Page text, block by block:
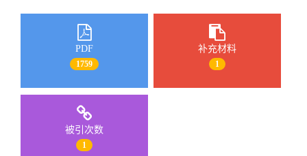
PDF
1759
补充材料
1
被引次数
1